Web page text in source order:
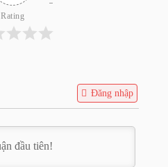
Rating
Đăng nhập